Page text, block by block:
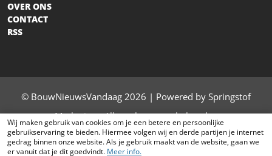
Wij maken gebruik van cookies om je een betere en persoonlijke
gebruikservaring te bieden. Hiermee volgen wij en derde partijen je internet
gedrag binnen onze website. Als je gebruik maakt van de website, gaan we
er vanuit dat je dit goedvindt. Meer info.
OVER ONS
CONTACT
RSS
© BouwNieuwsVandaag 2026 | Powered by Springstof
Marketing - Alle rechten voorbehouden
contact|privacy|sitemap